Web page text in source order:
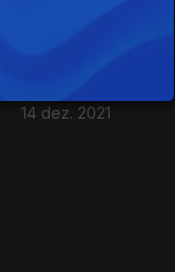
14 dez. 2021